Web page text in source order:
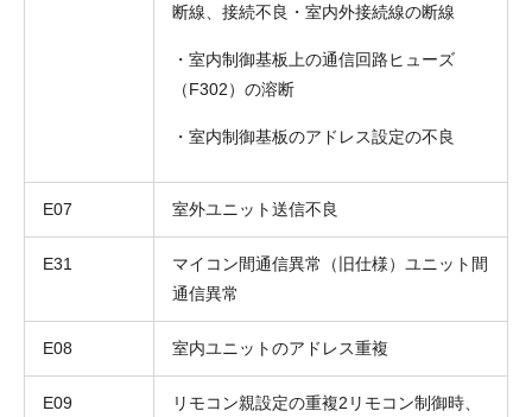
断線、接続不良・室内外接続線の断線
・室内制御基板上の通信回路ヒューズ
（F302）の溶断
・室内制御基板のアドレス設定の不良
E07 室外ユニット送信不良
E31
マイコン間通信異常（旧仕様）ユニット間
通信異常
E08 室内ユニットのアドレス重複
E09
リモコン親設定の重複2リモコン制御時、